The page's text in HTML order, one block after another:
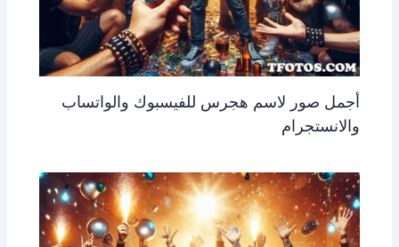
أجمل صور لاسم هجرس للفيسبوك والواتساب
والانستجرام